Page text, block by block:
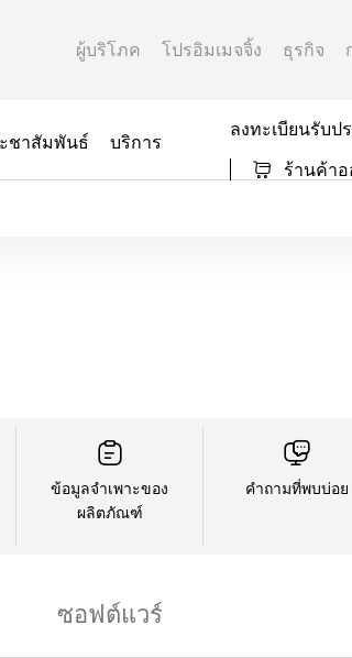
ผู้บริโภค โปรอิมเมจจิ้ง ธุรกิจ
ชาสัมพันธ์
บริการ
ลงทะเบียนรับป
ร้านค้า
ข้อมูลจำเพาะของ
ผลิตภัณฑ์
คำถามที่พบบ่อย
ซอฟต์แวร์